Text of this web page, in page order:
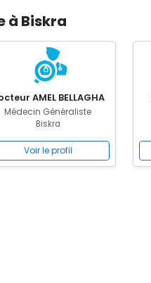
à Biskra
AMEL BELLAGHA
Médecin Généraliste
Biskra
Voir le profil